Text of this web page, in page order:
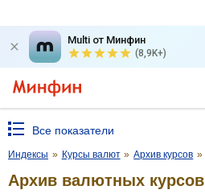
Multi от Минфин
(8,9K+)
Все показатели
Индексы » Курсы валют » Архив курсов »
Архив валютных курсов